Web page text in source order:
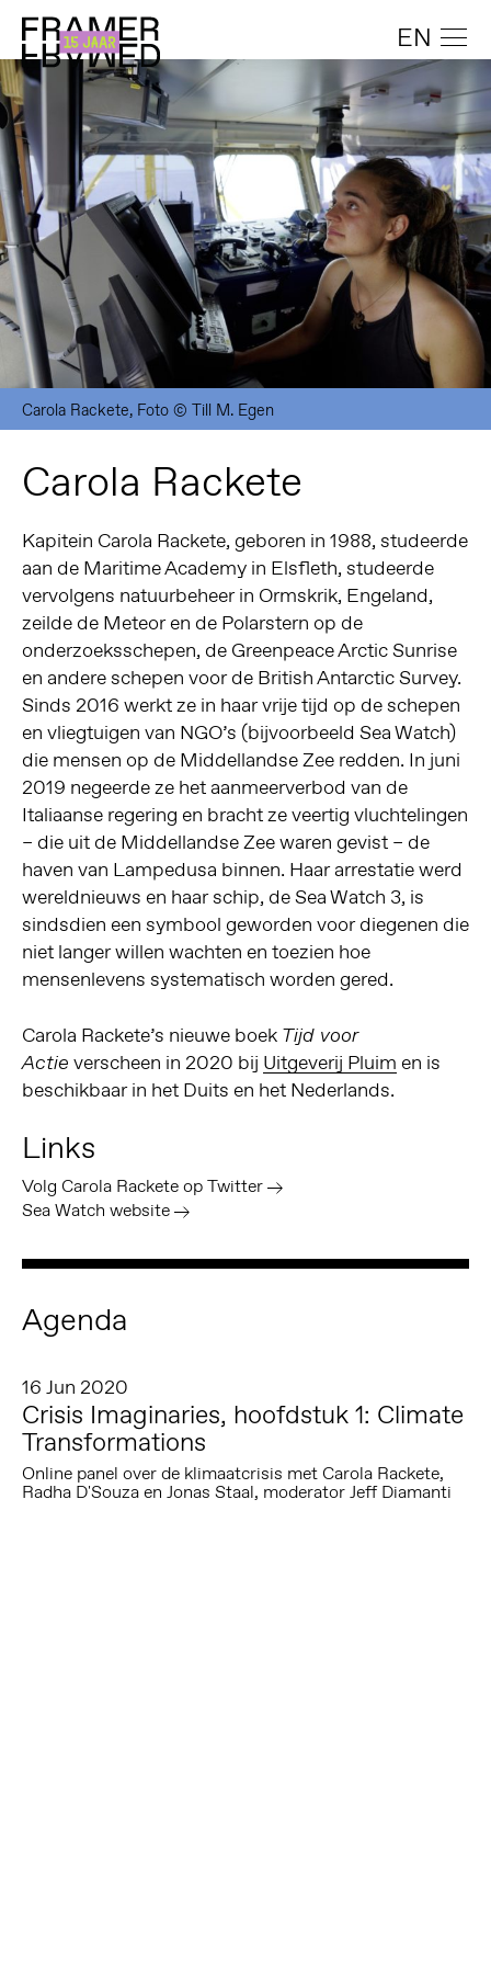
EN
Carola Rackete, Foto © Till M. Egen
Carola Rackete
Kapitein Carola Rackete, geboren in 1988, studeerde
aan de Maritime Academy in Elsfleth, studeerde
vervolgens natuurbeheer in Ormskrik, Engeland,
zeilde de Meteor en de Polarstern op de
onderzoeksschepen, de Greenpeace Arctic Sunrise
en andere schepen voor de British Antarctic Survey.
Sinds 2016 werkt ze in haar vrije tijd op de schepen
en vliegtuigen van NGO’s (bijvoorbeeld Sea Watch)
die mensen op de Middellandse Zee redden. In juni
2019 negeerde ze het aanmeerverbod van de
Italiaanse regering en bracht ze veertig vluchtelingen
– die uit de Middellandse Zee waren gevist – de
haven van Lampedusa binnen. Haar arrestatie werd
wereldnieuws en haar schip, de Sea Watch 3, is
sindsdien een symbool geworden voor diegenen die
niet langer willen wachten en toezien hoe
mensenlevens systematisch worden gered.
Carola Rackete’s nieuwe boek Tijd voor
Actie verscheen in 2020 bij Uitgeverij Pluim en is
beschikbaar in het Duits en het Nederlands.
Links
Volg Carola Rackete op Twitter
Sea Watch website
Agenda
16 Jun 2020
Crisis Imaginaries, hoofdstuk 1: Climate
Transformations
Online panel over de klimaatcrisis met Carola Rackete,
Radha D'Souza en Jonas Staal, moderator Jeff Diamanti